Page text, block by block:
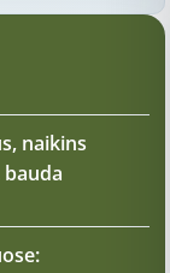
naikins